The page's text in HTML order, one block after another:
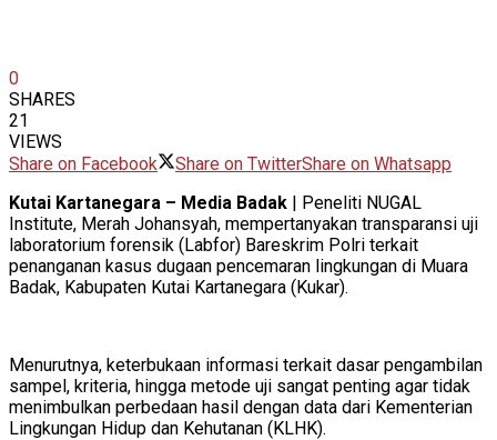
0
SHARES
21
VIEWS
Share on Facebook
Share on TwitterShare on Whatsapp
Kutai Kartanegara – Media Badak | Peneliti NUGAL
Institute, Merah Johansyah, mempertanyakan transparansi uji
laboratorium forensik (Labfor) Bareskrim Polri terkait
penanganan kasus dugaan pencemaran lingkungan di Muara
Badak, Kabupaten Kutai Kartanegara (Kukar).
Menurutnya, keterbukaan informasi terkait dasar pengambilan
sampel, kriteria, hingga metode uji sangat penting agar tidak
menimbulkan perbedaan hasil dengan data dari Kementerian
Lingkungan Hidup dan Kehutanan (KLHK).